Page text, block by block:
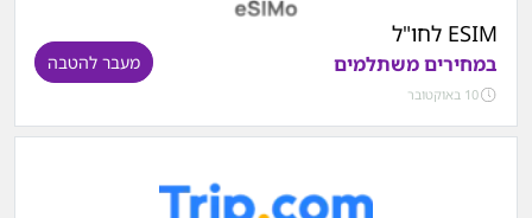
ESIM לחו"ל
במחירים משתלמים
10 באוקטובר
מעבר להטבה